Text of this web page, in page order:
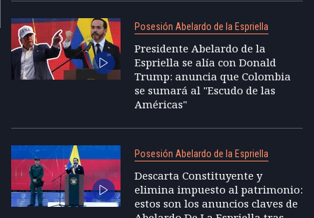
Posesión Abelardo de la Espriella
Presidente Abelardo de la
Espriella se alía con Donald
Trump: anuncia que Colombia
se sumará al "Escudo de las
Américas"
Posesión Abelardo de la Espriella
Descarta Constituyente y
elimina impuesto al patrimonio:
estos son los anuncios claves de